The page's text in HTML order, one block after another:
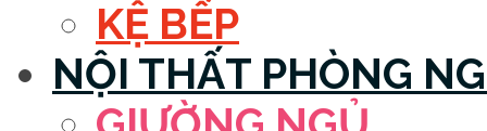
KỆ BẾP
NỘI THẤT PHÒNG